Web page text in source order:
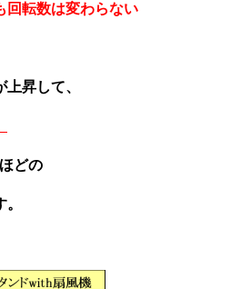
回転数は変わらない
昇して、
どの